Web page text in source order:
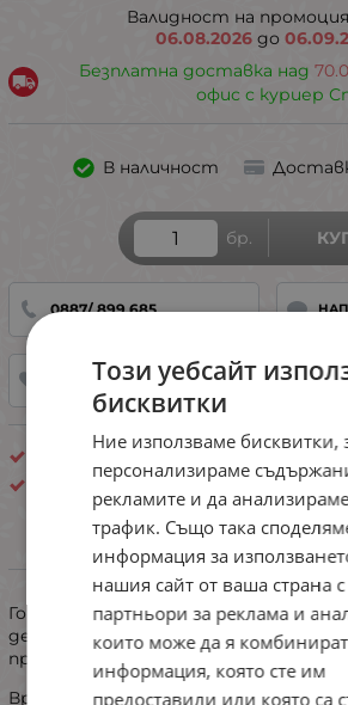
Валидност на
06.08.2026 до
Безплатна доставка над
офис с куриер
В наличност
бр.
0887/ 899 685
ДОБАВИ В ЛЮБИМИ
​Горнище: Ефектен триъгълен
декориран с 3D флорални
придават обем и уникален стил.
Връзва се зад врата и на гърба за
Този уебсайт
бисквитки
Ние използваме бисквитки,
персонализираме
рекламите и да
трафик. Също така
информация за
нашия сайт от ваша страна
партньори за реклама и
които може да я комбинират
информация, която сте им
предоставили или която са